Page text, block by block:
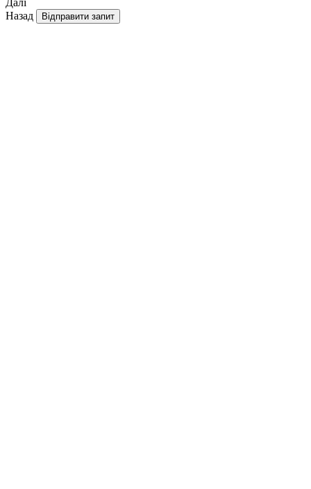
Назад
Відправити запит